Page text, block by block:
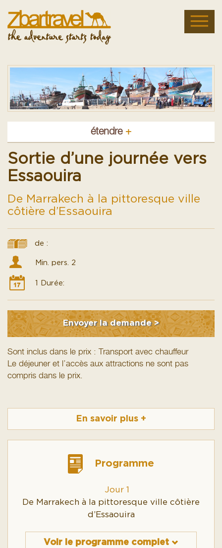
étendre +
Sortie d’une journée vers
Essaouira
De Marrakech à la pittoresque ville
côtière d’Essaouira
de :
Min. pers. 2
1 Durée:
Envoyer la demande >
Sont inclus dans le prix : Transport avec chauffeur
Le déjeuner et l’accès aux attractions ne sont pas
compris dans le prix.
endroit où manger à Essaouira
En savoir plus +
Programme
Jour 1
De Marrakech à la pittoresque ville côtière
d’Essaouira
Voir le programme complet